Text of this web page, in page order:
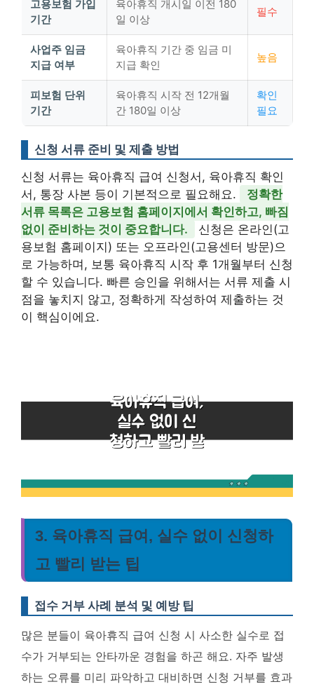
고용보험 가입
기간
육아휴직 개시일 이전 180
일 이상
필수
사업주 임금
지급 여부
육아휴직 기간 중 임금 미
지급 확인
높음
피보험 단위
기간
육아휴직 시작 전 12개월
간 180일 이상
확인
필요
신청 서류 준비 및 제출 방법
신청 서류는 육아휴직 급여 신청서, 육아휴직 확인
서, 통장 사본 등이 기본적으로 필요해요.
정확한
서류 목록은 고용보험 홈페이지에서 확인하고, 빠짐
없이 준비하는 것이 중요합니다.
신청은 온라인(고
용보험 홈페이지) 또는 오프라인(고용센터 방문)으
로 가능하며, 보통 육아휴직 시작 후 1개월부터 신청
할 수 있습니다. 빠른 승인을 위해서는 서류 제출 시
점을 놓치지 않고, 정확하게 작성하여 제출하는 것
이 핵심이에요.
3. 육아휴직 급여, 실수 없이 신청하
고 빨리 받는 팁
접수 거부 사례 분석 및 예방 팁
많은 분들이 육아휴직 급여 신청 시 사소한 실수로 접
수가 거부되는 안타까운 경험을 하곤 해요. 자주 발생
하는 오류를 미리 파악하고 대비하면 신청 거부를 효과